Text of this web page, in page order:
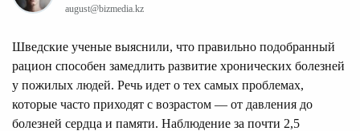
august@bizmedia.kz
Шведские ученые выяснили, что правильно подобранный
рацион способен замедлить развитие хронических болезней
у пожилых людей. Речь идет о тех самых проблемах,
которые часто приходят с возрастом — от давления до
болезней сердца и памяти. Наблюдение за почти 2,5